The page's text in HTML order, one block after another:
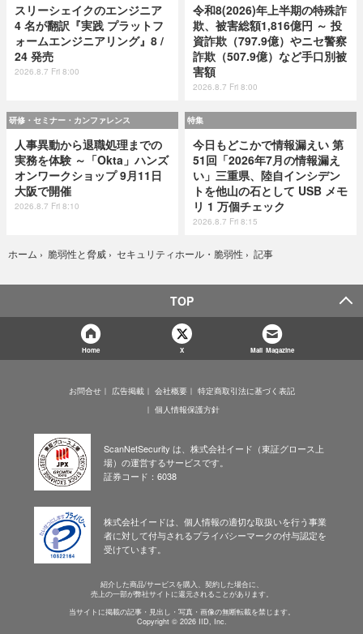
スリーシェイクのエンジニア
4 名が翻訳『実践 プラットフ
ォームエンジニアリング』8 /
24 発売
2026.8.7 Fri 8:00
令和8(2026)年上半期の特殊詐
欺、被害総額1,816億円 ～ 投
資詐欺（797.9億）やニセ警察
詐欺（507.9億）など手口別被
害額
2026.8.7 Fri 8:00
研修・セミナー・カンファレンス
人事異動から退職処理までの
実務を体験 ～「Okta」ハンズ
オンワークショップ 9月11日
大阪で開催
2026.8.7 Fri 8:10
特集
今日もどこかで情報漏えい 第
51回「2026年7月の情報漏え
い」三重県、陸自インシデン
トを他山の石として USB メモ
リ 1 万個チェック
2026.8.7 Fri 8:15
ホーム › 脆弱性と脅威 › セキュリティホール・脆弱性 › 記事
TOP
Home X Mail Magazine
お問合せ 広告掲載 会社概要
特定商取引法に基づく表記
個人情報保護方針
ScanNetSecurity は、株式会社イード（東証グロース上
場）の運営するサービスです。
証券コード：6038
株式会社イードは、個人情報の適切な取扱いを行う事業
者に対して付与されるプライバシーマークの付与認定を
受けています。
紹介した商品/サービスを購入、契約した場合に、
売上の一部が弊社サイトに還元されることがあります。
当サイトに掲載の記事・見出し・写真・画像の無断転載を禁じます。
Copyright © 2026 IID, Inc.